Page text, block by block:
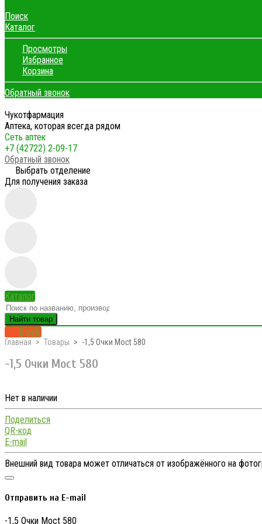
Поиск
Каталог
Просмотры
Избранное
Корзина
Обратный звонок
Чукотфармация
Аптека, которая всегда рядом
Сеть аптек
+7 (42722) 2-09-17
Обратный звонок
Выбрать отделение
Для получения заказа
Каталог
Найти товар
0 руб.
Главная Товары -1,5 Очки Moct 580
-1,5 Очки Moct 580
Нет в наличии
Поделиться
QR-код
E-mail
Внешний вид товара может отличаться от изображённого на
Отправить на E-mail
-1,5 Очки Moct 580